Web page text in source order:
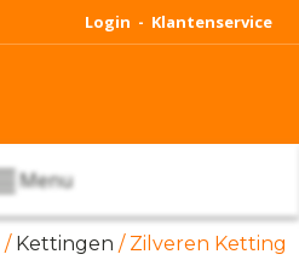
Login - Klantenservice
Menu
/ Kettingen / Zilveren Ketting